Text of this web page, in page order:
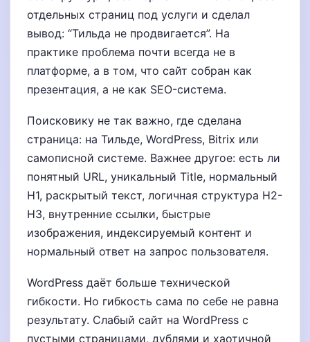
отдельных страниц под услуги и сделал
вывод: “Тильда не продвигается”. На
практике проблема почти всегда не в
платформе, а в том, что сайт собран как
презентация, а не как SEO-система.
Поисковику не так важно, где сделана
страница: на Тильде, WordPress, Bitrix или
самописной системе. Важнее другое: есть ли
понятный URL, уникальный Title, нормальный
H1, раскрытый текст, логичная структура H2-
H3, внутренние ссылки, быстрые
изображения, индексируемый контент и
нормальный ответ на запрос пользователя.
WordPress даёт больше технической
гибкости. Но гибкость сама по себе не равна
результату. Слабый сайт на WordPress с
пустыми страницами, дублями и хаотичной